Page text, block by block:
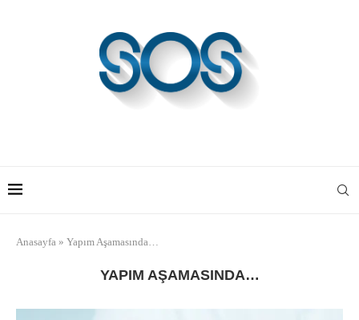
Anasayfa » Yapım Aşamasında…
YAPIM AŞAMASINDA…